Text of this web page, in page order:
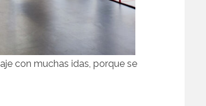
con muchas idas, porque se